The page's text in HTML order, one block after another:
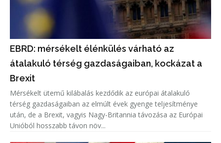
EBRD: mérsékelt élénkülés várható az
átalakuló térség gazdaságaiban, kockázat a
Brexit
Mérsékelt ütemű kilábalás kezdődik az európai átalakuló
térség gazdaságaiban az elmúlt évek gyenge teljesítménye
után, de a Brexit, vagyis Nagy-Britannia távozása az Európai
Unióból hosszabb távon növ...